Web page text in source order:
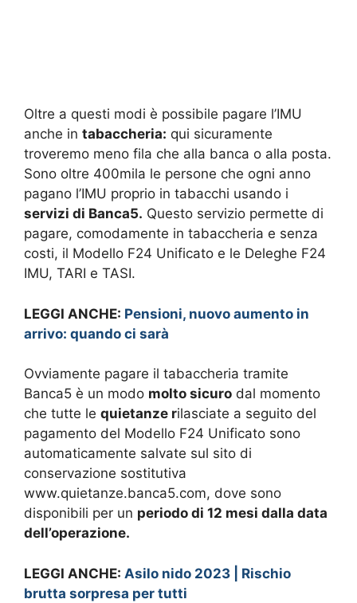
Oltre a questi modi è possibile pagare l’IMU
anche in tabaccheria: qui sicuramente
troveremo meno fila che alla banca o alla posta.
Sono oltre 400mila le persone che ogni anno
pagano l’IMU proprio in tabacchi usando i
servizi di Banca5. Questo servizio permette di
pagare, comodamente in tabaccheria e senza
costi, il Modello F24 Unificato e le Deleghe F24
IMU, TARI e TASI.
LEGGI ANCHE: Pensioni, nuovo aumento in
arrivo: quando ci sarà
Ovviamente pagare il tabaccheria tramite
Banca5 è un modo molto sicuro dal momento
che tutte le quietanze rilasciate a seguito del
pagamento del Modello F24 Unificato sono
automaticamente salvate sul sito di
conservazione sostitutiva
www.quietanze.banca5.com, dove sono
disponibili per un periodo di 12 mesi dalla data
dell’operazione.
LEGGI ANCHE: Asilo nido 2023 | Rischio
brutta sorpresa per tutti